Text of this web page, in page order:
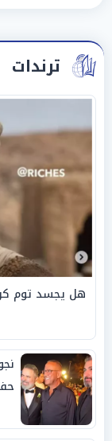
ترندات
هل يجسد توم